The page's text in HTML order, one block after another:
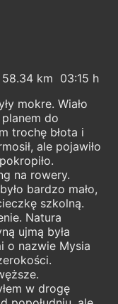
58.34
03:15
mokre. Wiało
do
trochę błota i
ale pojawiło
na rowery.
bardzo mało,
szkolną.
Natura
ujmą była
o nazwie Mysia
w drogę